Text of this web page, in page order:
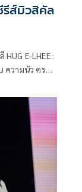
รีส์มิวสิคัล
E-LHEE :
ความนัว ครบ
แรก ด้วยการ
-กิตติพัฒน์
นใจในการทำ
นดีเวิร์ค จำกัด’